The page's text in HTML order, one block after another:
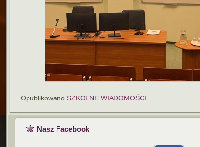
Opublikowano SZKOLNE WIADOMOŚCI
Nasz Facebook